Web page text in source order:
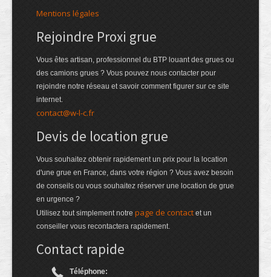
Mentions légales
Rejoindre Proxi grue
Vous êtes artisan, professionnel du BTP louant des grues ou
des camions grues ? Vous pouvez nous contacter pour
rejoindre notre réseau et savoir comment figurer sur ce site
internet.
contact@w-l-c.fr
Devis de location grue
Vous souhaitez obtenir rapidement un prix pour la location
d'une grue en France, dans votre région ? Vous avez besoin
de conseils ou vous souhaitez réserver une location de grue
en urgence ?
Utilisez tout simplement notre page de contact et un
conseiller vous recontactera rapidement.
Contact rapide
Téléphone: